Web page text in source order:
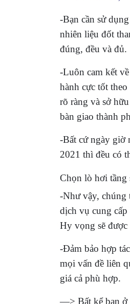
-Bạn cần sử
nhiên liệu đốt
đúng, đều và đủ.
-Luôn cam kết
hành cực tốt
rõ ràng và sở
bàn giao thành
-Bất cứ ngày giờ
2021 thì đều có
Chọn lò hơi tầng
-Như vậy, chúng
dịch vụ cung
Hy vọng sẽ
-Đảm bảo hợp
mọi vấn đề liên
giá cả phù hợp.
—> Bất kể bạn ở